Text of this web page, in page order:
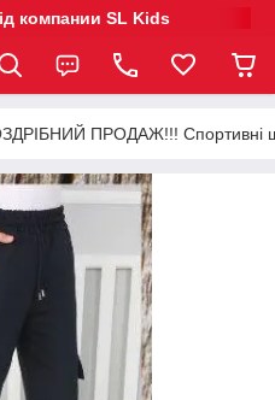
компании SL Kids
ПРОДАЖ!!! Спортивні